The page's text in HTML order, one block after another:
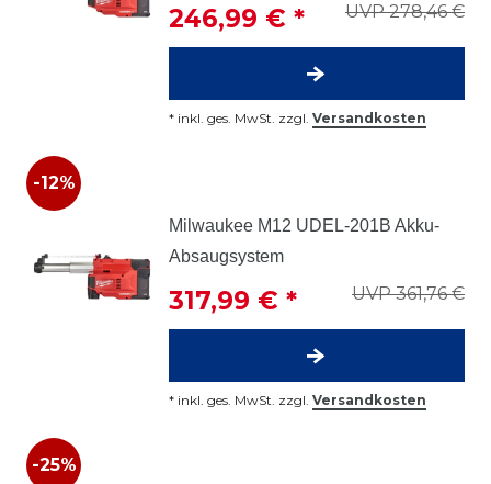
UVP 278,46 €
246,99 € *
* inkl. ges. MwSt. zzgl. Versandkosten
-12%
Milwaukee M12 UDEL-201B Akku-
Absaugsystem
UVP 361,76 €
317,99 € *
* inkl. ges. MwSt. zzgl. Versandkosten
-25%